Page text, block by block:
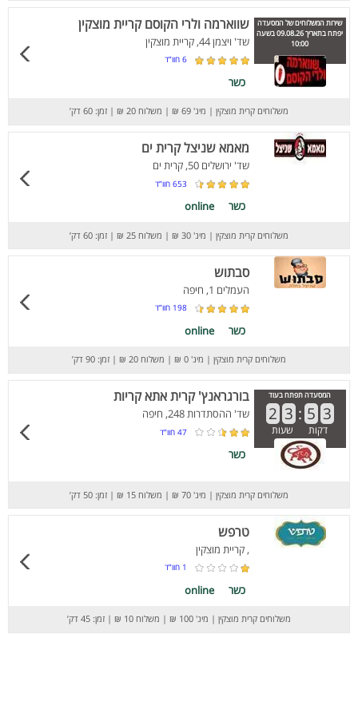
שירות המשלוחים של המסעדה
יפתח בתאריך 09.08.26 בשעה
10:00
שווארמה ולרי הקוסם קריית מוצקין
שד' ויצמן 44, קריית מוצקין
6 חוו”ד
כשר
משלוחים קרית מוצקין | מינ' 69 ₪ | משלוח 20 ₪ | זמן: 60 דק’
מאמא שניצל קרית ים
שד' ירושלים 50, קרית ים
653 חוו”ד
כשר online
משלוחים קרית מוצקין | מינ' 30 ₪ | משלוח 25 ₪ | זמן: 60 דק’
סבתוש
העמלים 1, חיפה
198 חוו”ד
כשר online
משלוחים קרית מוצקין | מינ' 0 ₪ | משלוח 20 ₪ | זמן: 90 דק’
המסעדה תפתח בעוד
2 3 : 5 3
דקות שעות
בורגראנץ' קרית אתא קריות
שד' ההסתדרות 248, חיפה
47 חוו”ד
כשר
משלוחים קרית מוצקין | מינ' 70 ₪ | משלוח 15 ₪ | זמן: 50 דק’
טרפש
, קריית מוצקין
1 חוו”ד
כשר online
משלוחים קרית מוצקין | מינ' 100 ₪ | משלוח 10 ₪ | זמן: 45 דק’